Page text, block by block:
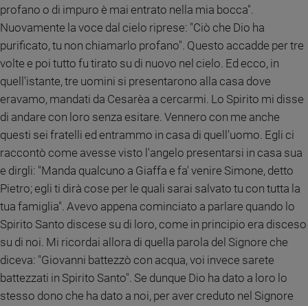
Ambiente
Creato
Volontariato
Diritti
Aziende
di
valore
Caso
Migranti
Diversità
e
inclusione
Costume
Cultura
e
spettacoli
profano o di impuro è mai entrato nella mia bocca".
Nuovamente la voce dal cielo riprese: "Ciò che Dio ha
purificato, tu non chiamarlo profano". Questo accadde per tre
volte e poi tutto fu tirato su di nuovo nel cielo. Ed ecco, in
quell'istante, tre uomini si presentarono alla casa dove
eravamo, mandati da Cesarèa a cercarmi. Lo Spirito mi disse
di andare con loro senza esitare. Vennero con me anche
questi sei fratelli ed entrammo in casa di quell'uomo. Egli ci
raccontò come avesse visto l'angelo presentarsi in casa sua
e dirgli: "Manda qualcuno a Giaffa e fa' venire Simone, detto
Pietro; egli ti dirà cose per le quali sarai salvato tu con tutta la
tua famiglia". Avevo appena cominciato a parlare quando lo
Spirito Santo discese su di loro, come in principio era disceso
su di noi. Mi ricordai allora di quella parola del Signore che
diceva: "Giovanni battezzò con acqua, voi invece sarete
battezzati in Spirito Santo". Se dunque Dio ha dato a loro lo
stesso dono che ha dato a noi, per aver creduto nel Signore